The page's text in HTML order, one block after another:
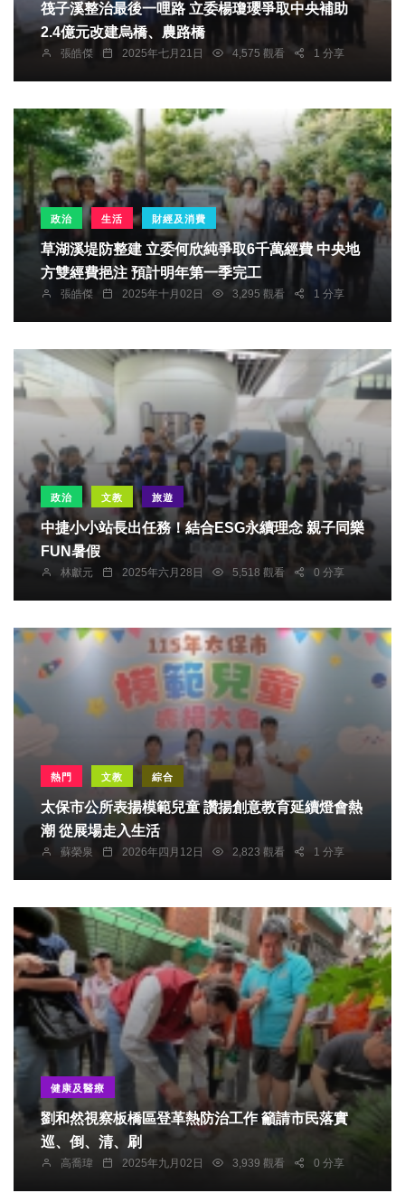
筏子溪整治最後一哩路 立委楊瓊瓔爭取中央補助
2.4億元改建烏橋、農路橋
張皓傑 2025年七月21日 4,575 觀看 1 分享
政治 生活 財經及消費
草湖溪堤防整建 立委何欣純爭取6千萬經費 中央地
方雙經費挹注 預計明年第一季完工
張皓傑 2025年十月02日 3,295 觀看 1 分享
政治 文教 旅遊
中捷小小站長出任務！結合ESG永續理念 親子同樂
FUN暑假
林獻元 2025年六月28日 5,518 觀看 0 分享
熱門 文教 綜合
太保市公所表揚模範兒童 讚揚創意教育延續燈會熱
潮 從展場走入生活
蘇榮泉 2026年四月12日 2,823 觀看 1 分享
健康及醫療
劉和然視察板橋區登革熱防治工作 籲請市民落實
巡、倒、清、刷
高喬瑋 2025年九月02日 3,939 觀看 0 分享